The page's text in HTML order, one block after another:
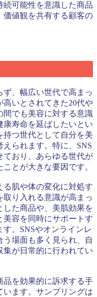
可能性を意識した商品
価値観を共有する顧客の
、幅広い世代で高まっ
いとされてきた20代や
間でも美容に対する意識
康寿命を延ばしたいとい
持つ世代として自分を美
られます。特に、SNS
ており、あらゆる世代が
とが大きな要因です。
る肌や体の変化に対処す
り入れる意識が高まっ
した商品や、美肌効果を
容を同時にサポートす
。SNSやオンラインレ
う場面も多く見られ、自
が日常的に行われてい
品を効果的に訴求する手
ます。サンプリングは